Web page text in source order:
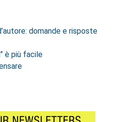
domande e risposte
è più facile